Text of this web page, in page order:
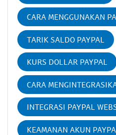
CARA MENGGUNAKAN
TARIK SALDO PAYPAL
KURS DOLLAR PAYPAL
CARA
INTEGRASI PAYPAL
KEAMANAN AKUN